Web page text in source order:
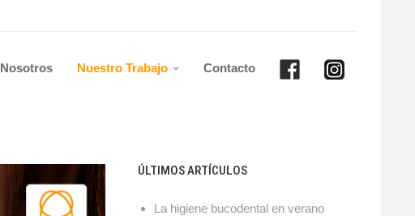
Nosotros Nuestro Trabajo Contacto
ÚLTIMOS ARTÍCULOS
La higiene bucodental en verano